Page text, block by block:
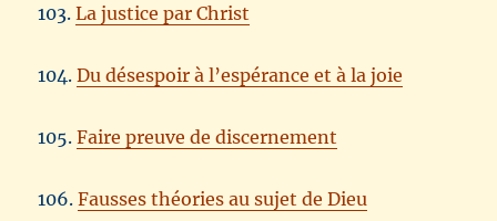
103.La justice par Christ
104.Du désespoir à l’espérance et à la joie
105.Faire preuve de discernement
106.Fausses théories au sujet de Dieu